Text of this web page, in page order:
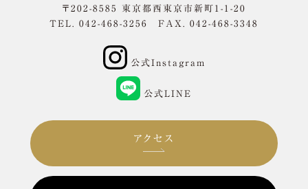
〒202-8585 東京都西東京市新町1-1-20
TEL. 042-468-3256 FAX. 042-468-3348
公式Instagram
公式LINE
アクセス